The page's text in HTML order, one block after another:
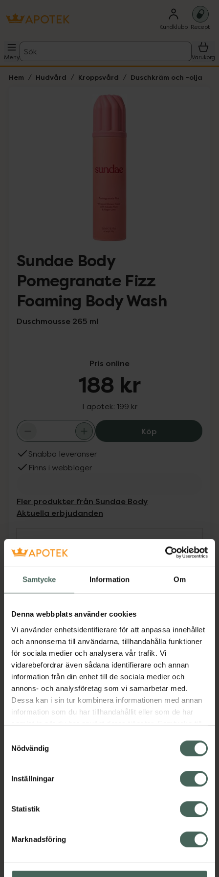
Samtycke Information Om
Denna webbplats använder cookies
Vi använder enhetsidentifierare för att anpassa innehållet
och annonserna till användarna, tillhandahålla funktioner
för sociala medier och analysera vår trafik. Vi
vidarebefordrar även sådana identifierare och annan
information från din enhet till de sociala medier och
annons- och analysföretag som vi samarbetar med.
Dessa kan i sin tur kombinera informationen med annan
information som du har tillhandahållit eller som de har
samlat in när du har använt deras tjänster. Samtycke till
återkalla ditt samtycke via webbplatsens
cookieinställningar. Ett återkallat samtycke påverkar inte
lagligheten av behandling som skett innan återkallelsen.
Nödvändig
Inställningar
Statistik
Marknadsföring
Kundklubb Recept
Meny
Sök
Varukorg
Hem Hudvård Kroppsvård Duschkräm och -olja
Lista: . Innehåller 1 objekt.
Sundae Body
Pomegranate Fizz
Foaming Body Wash
Duschmousse 265 ml
Pris online
188 kr
I apotek: 199 kr
KöpSundae Body
Snabba leveranser
Finns i webblager
Fler produkter från Sundae Body
Aktuella erbjudanden
Beskrivning Dölj
denna uppfriskande mousse och du kommer
inte att kunna slita dig från duschen.
aldrig har känts så uppfriskad. Passar för
känslig och torr hud.
Jämförpris 0,71 kr/ml
EAN:09358131000064
Kategorier:
Duschkräm och -olja Hudvård Kroppsvård
Omdömen Visa
Duschkräm och -olja
Hudvård